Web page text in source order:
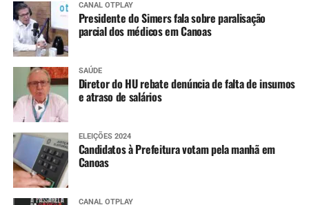
CANAL OTPLAY
Presidente do Simers fala sobre paralisação
parcial dos médicos em Canoas
SAÚDE
Diretor do HU rebate denúncia de falta de insumos
e atraso de salários
ELEIÇÕES 2024
Candidatos à Prefeitura votam pela manhã em
Canoas
CANAL OTPLAY